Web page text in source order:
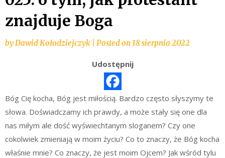
znajduje Boga
byDawid Kołodziejczyk Posted on18 sierpnia 2022
Udostępnij
Bóg Cię kocha, Bóg jest miłością. Bardzo często słyszymy te
słowa. Doświadczamy ich prawdy, a może stały się one dla
nas miłym ale dość wyświechtanym sloganem? Czy one
cokolwiek zmieniają w moim życiu? Co to znaczy, że Bóg kocha
właśnie mnie? Co znaczy, że jest moim Ojcem? Jak wśród tylu